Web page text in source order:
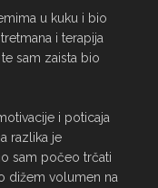
u kuku i bio
i terapija
sam zaista bio
i poticaja
razlika je
sam počeo trčati
dižem volumen na